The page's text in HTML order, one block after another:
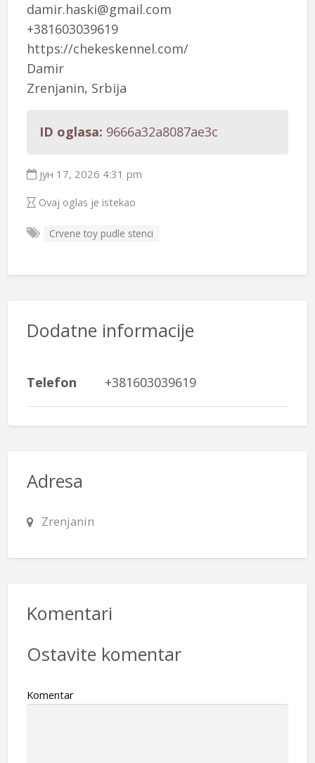
damir.haski@gmail.com
+381603039619
https://chekeskennel.com/
Damir
Zrenjanin, Srbija
ID oglasa: 9666a32a8087ae3c
јун 17, 2026 4:31 pm
Ovaj oglas je istekao
Crvene toy pudle stenci
Dodatne informacije
Telefon +381603039619
Adresa
Zrenjanin
Komentari
Ostavite komentar
Komentar